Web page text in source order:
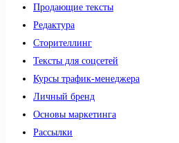
Продающие тексты
Редактура
Сторителлинг
Тексты для соцсетей
Курсы трафик-менеджера
Личный бренд
Основы маркетинга
Рассылки